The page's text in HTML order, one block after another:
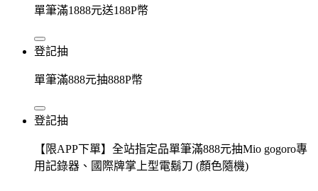
單筆滿1888元送188P幣
登記抽
單筆滿888元抽888P幣
登記抽
【限APP下單】全站指定品單筆滿888元抽Mio gogoro專
用記錄器、國際牌掌上型電鬍刀 (顏色隨機)